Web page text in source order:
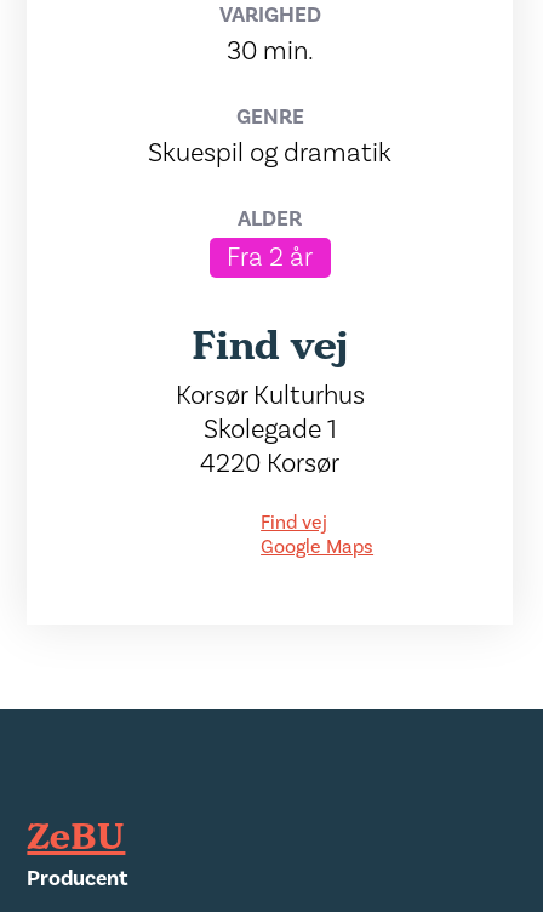
VARIGHED
30 min.
GENRE
Skuespil og dramatik
ALDER
Fra 2 år
Find vej
Korsør Kulturhus
Skolegade 1
4220 Korsør
Find vej
Google Maps
ZeBU
Producent